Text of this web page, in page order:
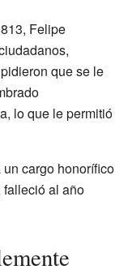
Felipe
que se le
lo que le permitió
cargo honorífico
falleció al año